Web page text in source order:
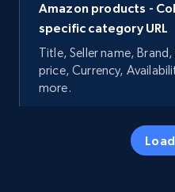
Amazon products -
specific category URL
Title, Seller name,
price, Currency,
more.
5.7K+